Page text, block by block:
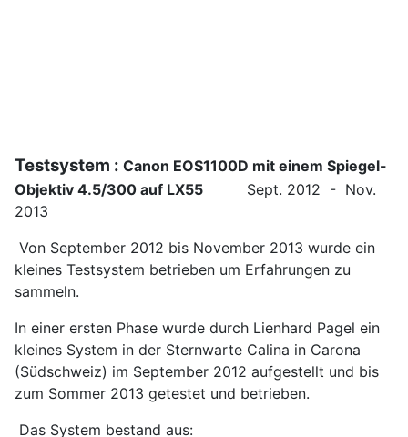
Testsystem : Canon EOS1100D mit einem Spiegel-
Objektiv 4.5/300 auf LX55 Sept. 2012 - Nov.
2013
Von September 2012 bis November 2013 wurde ein
kleines Testsystem betrieben um Erfahrungen zu
sammeln.
In einer ersten Phase wurde durch Lienhard Pagel ein
kleines System in der Sternwarte Calina in Carona
(Südschweiz) im September 2012 aufgestellt und bis
zum Sommer 2013 getestet und betrieben.
Das System bestand aus: